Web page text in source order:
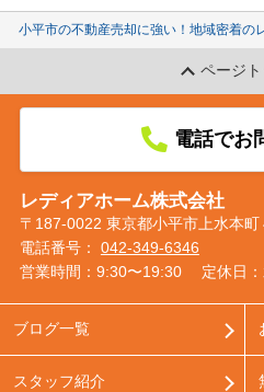
小平市の不動産売却に強い！地域密着の
ページ
電話でお
レディアホーム株式会社
〒187-0022 東京都小平市上水本
電話番号： 042-349-6346
営業時間：9:30〜19:30
定休日
ブログ一覧
スタッフ紹介